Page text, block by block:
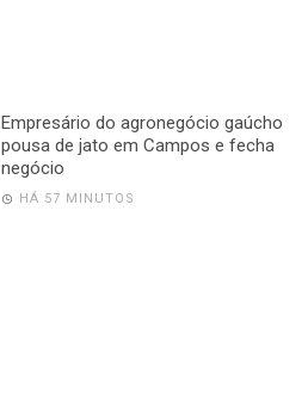
Empresário do agronegócio gaúcho
pousa de jato em Campos e fecha
negócio
HÁ 57 MINUTOS